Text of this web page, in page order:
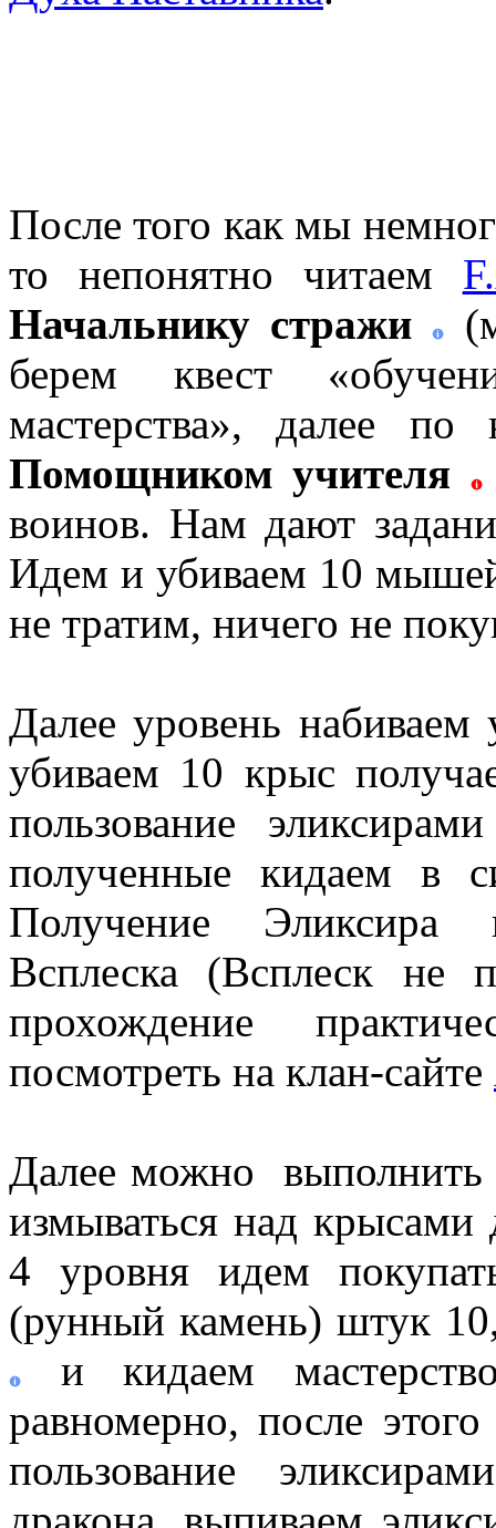
После того как мы
то непонятно читаем
Начальнику стражи
берем квест
мастерства», далее по
Помощником учителя
воинов. Нам дают
Идем и убиваем 10
не тратим, ничего не
Далее уровень
убиваем 10 крыс
пользование
полученные кидаем в
Получение Эликсира
Всплеска (Всплеск не
прохождение
посмотреть на клан-сайте
Далее можно выполнить
измываться над
4 уровня идем
(рунный камень) штук
и кидаем
равномерно, после
пользование